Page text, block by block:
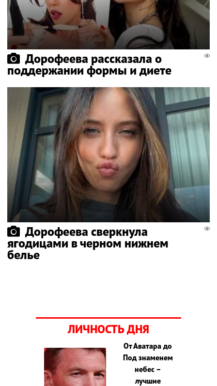
Дорофеева рассказала о
поддержании формы и диете
Дорофеева сверкнула
ягодицами в черном нижнем
белье
ЛИЧНОСТЬ ДНЯ
От Аватара до
Под знаменем
небес –
лучшие